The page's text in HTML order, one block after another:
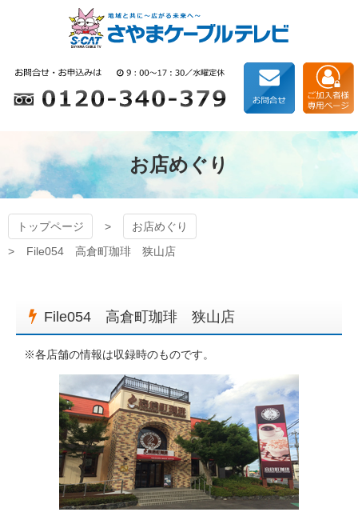
プ
狭山ケーブルテレビ
お店めぐり
トップページ
お店めぐり
File054 高倉町珈琲 狭山店
File054 高倉町珈琲 狭山店
※各店舗の情報は収録時のものです。